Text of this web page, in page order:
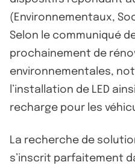
(Environnementaux,
Selon le communiqué
prochainement de
environnementales,
l’installation de LED
recharge pour les
La recherche de
s’inscrit parfaitement